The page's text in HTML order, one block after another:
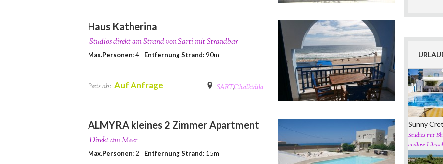
Haus Katherina
Studios direkt am Strand von Sarti mit Strandbar
Max.Personen:4 Entfernung Strand:90m
Preis ab: Auf Anfrage SART,Chalkidiki
ALMYRA kleines 2 Zimmer Apartment
Direkt am Meer
Max.Personen: 2 Entfernung Strand: 15m
Sunny
Studios mit
endlose